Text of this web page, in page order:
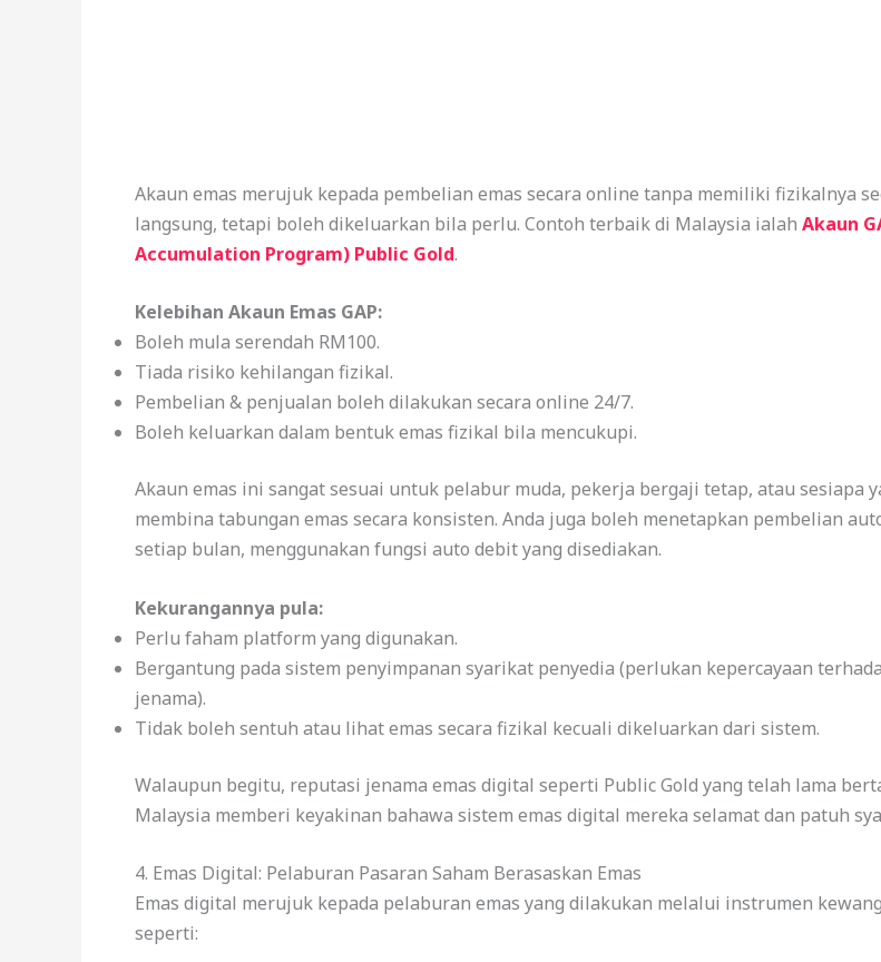
Akaun emas merujuk kepada pembelian emas secara online tanpa memiliki fizikalnya
langsung, tetapi boleh dikeluarkan bila perlu. Contoh terbaik di Malaysia ialah Akaun
Accumulation Program) Public Gold.
Kelebihan Akaun Emas GAP:
Boleh mula serendah RM100.
Tiada risiko kehilangan fizikal.
Pembelian & penjualan boleh dilakukan secara online 24/7.
Boleh keluarkan dalam bentuk emas fizikal bila mencukupi.
Akaun emas ini sangat sesuai untuk pelabur muda, pekerja bergaji tetap, atau sesiapa
membina tabungan emas secara konsisten. Anda juga boleh menetapkan pembelian
setiap bulan, menggunakan fungsi auto debit yang disediakan.
Kekurangannya pula:
Perlu faham platform yang digunakan.
Bergantung pada sistem penyimpanan syarikat penyedia (perlukan kepercayaan
jenama).
Tidak boleh sentuh atau lihat emas secara fizikal kecuali dikeluarkan dari sistem.
Walaupun begitu, reputasi jenama emas digital seperti Public Gold yang telah lama
Malaysia memberi keyakinan bahawa sistem emas digital mereka selamat dan patuh
4. Emas Digital: Pelaburan Pasaran Saham Berasaskan Emas
Emas digital merujuk kepada pelaburan emas yang dilakukan melalui instrumen
seperti: